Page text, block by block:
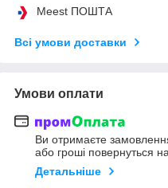
Meest ПОШТА
Всі умови доставки
Умови оплати
Ви отримаєте
або гроші повернуться
Детальніше